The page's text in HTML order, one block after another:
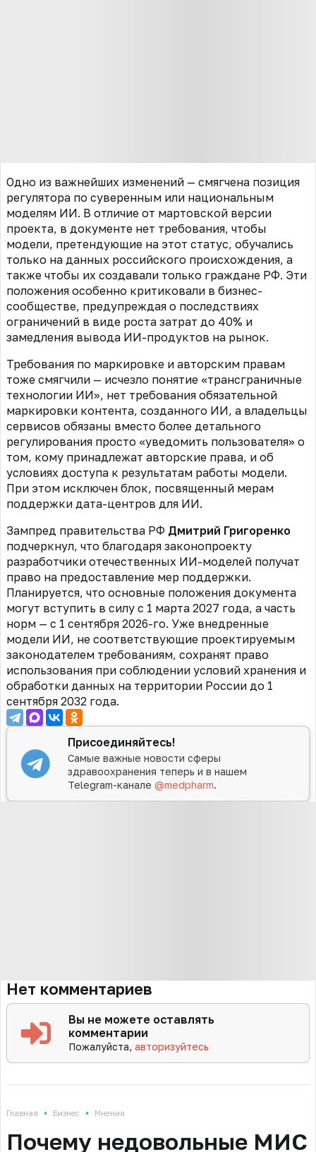
Одно из важнейших изменений — смягчена позиция
регулятора по суверенным или национальным
моделям ИИ. В отличие от мартовской версии
проекта, в документе нет требования, чтобы
модели, претендующие на этот статус, обучались
только на данных российского происхождения, а
также чтобы их создавали только граждане РФ. Эти
положения особенно критиковали в бизнес-
сообществе, предупреждая о последствиях
ограничений в виде роста затрат до 40% и
замедления вывода ИИ-продуктов на рынок.
Требования по маркировке и авторским правам
тоже смягчили — исчезло понятие «трансграничные
технологии ИИ», нет требования обязательной
маркировки контента, созданного ИИ, а владельцы
сервисов обязаны вместо более детального
регулирования просто «уведомить пользователя» о
том, кому принадлежат авторские права, и об
условиях доступа к результатам работы модели.
При этом исключен блок, посвященный мерам
поддержки дата-центров для ИИ.
Зампред правительства РФ Дмитрий Григоренко
подчеркнул, что благодаря законопроекту
разработчики отечественных ИИ-моделей получат
право на предоставление мер поддержки.
Планируется, что основные положения документа
могут вступить в силу с 1 марта 2027 года, а часть
норм — с 1 сентября 2026-го. Уже внедренные
модели ИИ, не соответствующие проектируемым
законодателем требованиям, сохранят право
использования при соблюдении условий хранения и
обработки данных на территории России до 1
сентября 2032 года.
Присоединяйтесь!
Самые важные новости сферы
здравоохранения теперь и в нашем
Telegram-канале@medpharm.
Нет комментариев
Вы не можете оставлять
комментарии
Пожалуйста,авторизуйтесь
Главная • Бизнес • Мнения
Почему недовольные МИС